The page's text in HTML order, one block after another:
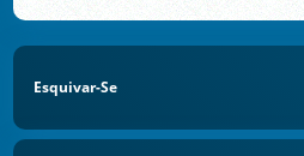
Esquivar-Se